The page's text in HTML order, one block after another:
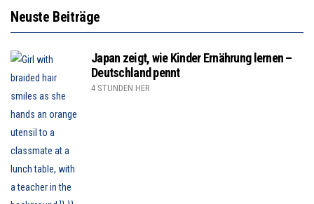
Neuste Beiträge
Japan zeigt, wie Kinder Ernährung lernen –
Deutschland pennt
4 STUNDEN HER